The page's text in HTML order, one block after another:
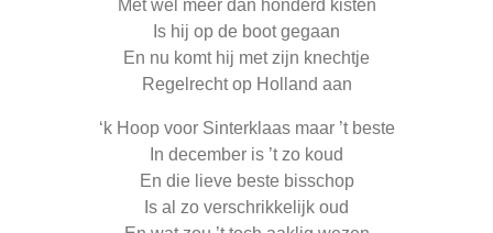
Is hij op de boot gegaan
En nu komt hij met zijn knechtje
Regelrecht op Holland aan
‘k Hoop voor Sinterklaas maar ’t beste
In december is ’t zo koud
En die lieve beste bisschop
Is al zo verschrikkelijk oud